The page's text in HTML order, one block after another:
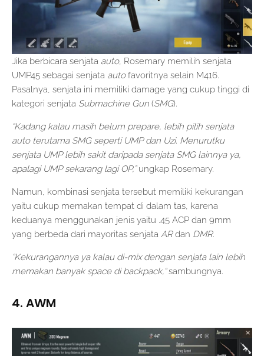
Jika berbicara senjata auto, Rosemary memilih senjata
UMP45 sebagai senjata autofavoritnya selain M416.
Pasalnya, senjata ini memiliki damage yang cukup tinggi di
kategori senjata Submachine Gun (SMG).
“Kadang kalau masih belum prepare, lebih pilih senjata
auto terutama SMG seperti UMP dan Uzi. Menurutku
senjata UMP lebih sakit daripada senjata SMG lainnya ya,
apalagi UMP sekarang lagi OP,”ungkap Rosemary.
Namun, kombinasi senjata tersebut memiliki kekurangan
yaitu cukup memakan tempat di dalam tas, karena
keduanya menggunakan jenis yaitu .45 ACP dan 9mm
yang berbeda dari mayoritas senjata ARdan DMR.
“Kekurangannya ya kalau di-mix dengan senjata lain lebih
memakan banyak space di backpack,“sambungnya.
4. AWM